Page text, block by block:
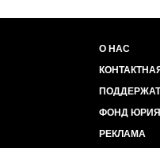
О НАС
ФОНД ЮРИЯ
РЕКЛАМА